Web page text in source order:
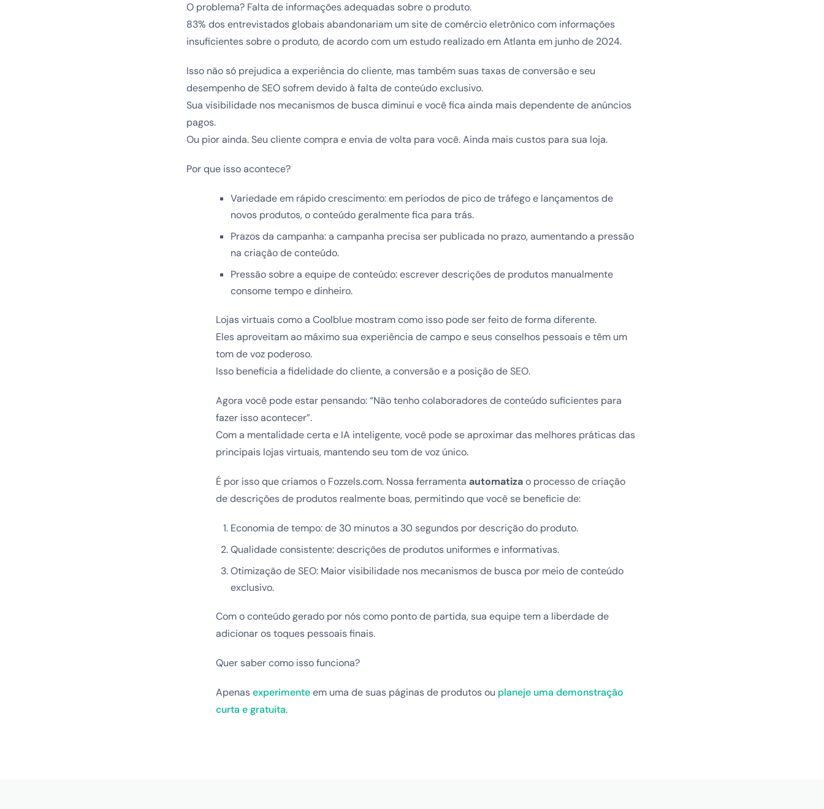
O problema? Falta de informações adequadas sobre o produto.
83% dos entrevistados globais abandonariam um site de comércio eletrônico com informações
insuficientes sobre o produto, de acordo com um estudo realizado em Atlanta em junho de 2024.
Isso não só prejudica a experiência do cliente, mas também suas taxas de conversão e seu
desempenho de SEO sofrem devido à falta de conteúdo exclusivo.
Sua visibilidade nos mecanismos de busca diminui e você fica ainda mais dependente de anúncios
pagos.
Ou pior ainda. Seu cliente compra e envia de volta para você. Ainda mais custos para sua loja.
Por que isso acontece?
Variedade em rápido crescimento: em períodos de pico de tráfego e lançamentos de
novos produtos, o conteúdo geralmente fica para trás.
Prazos da campanha: a campanha precisa ser publicada no prazo, aumentando a pressão
na criação de conteúdo.
Pressão sobre a equipe de conteúdo: escrever descrições de produtos manualmente
consome tempo e dinheiro.
Lojas virtuais como a Coolblue mostram como isso pode ser feito de forma diferente.
Eles aproveitam ao máximo sua experiência de campo e seus conselhos pessoais e têm um
tom de voz poderoso.
Isso beneficia a fidelidade do cliente, a conversão e a posição de SEO.
Agora você pode estar pensando: “Não tenho colaboradores de conteúdo suficientes para
fazer isso acontecer”.
Com a mentalidade certa e IA inteligente, você pode se aproximar das melhores práticas das
principais lojas virtuais, mantendo seu tom de voz único.
É por isso que criamos o Fozzels.com. Nossa ferramenta automatizao processo de criação
de descrições de produtos realmente boas, permitindo que você se beneficie de:
Economia de tempo: de 30 minutos a 30 segundos por descrição do produto.
Qualidade consistente: descrições de produtos uniformes e informativas.
Otimização de SEO: Maior visibilidade nos mecanismos de busca por meio de conteúdo
exclusivo.
Com o conteúdo gerado por nós como ponto de partida, sua equipe tem a liberdade de
adicionar os toques pessoais finais.
Quer saber como isso funciona?
Apenasexperimenteem uma de suas páginas de produtos ou planeje uma demonstração
curta e gratuita.